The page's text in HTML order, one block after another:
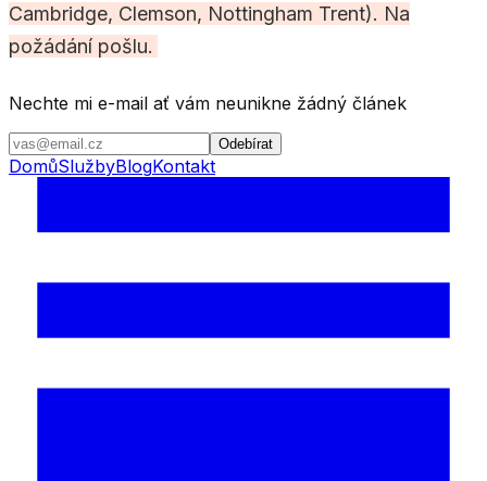
Cambridge, Clemson, Nottingham Trent). Na
požádání pošlu.
Nechte mi e-mail ať vám neunikne žádný článek
Odebírat
DomůSlužbyBlogKontakt